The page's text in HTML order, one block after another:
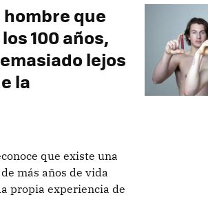
que
100 años,
lejos
la
que existe una
más años de vida
propia experiencia de